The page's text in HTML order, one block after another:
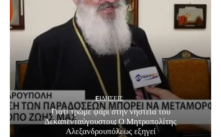
EΙΔΗΣΕΙΣ
Γιατί τρώμε ψάρι στην νηστεία του
Δεκαπενταύγουστου; Ο Μητροπολίτης
Αλεξανδρουπόλεως εξηγεί